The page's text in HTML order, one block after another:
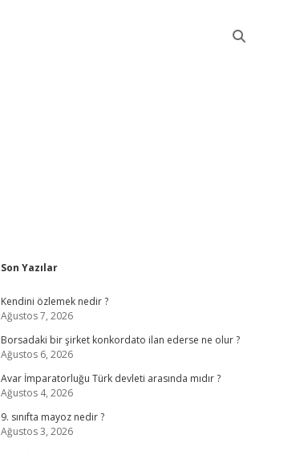
Sidebar
Son Yazılar
Kendini özlemek nedir ?
Ağustos 7, 2026
Borsadaki bir şirket konkordato ilan ederse ne olur ?
Ağustos 6, 2026
Avar İmparatorluğu Türk devleti arasında mıdır ?
Ağustos 4, 2026
9. sınıfta mayoz nedir ?
Ağustos 3, 2026